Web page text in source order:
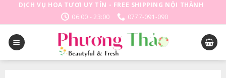
DỊCH VỤ HOA TƯƠI UY TÍN - FREE SHIPPING NỘI THÀNH
06:00 - 23:00
0777-091-090